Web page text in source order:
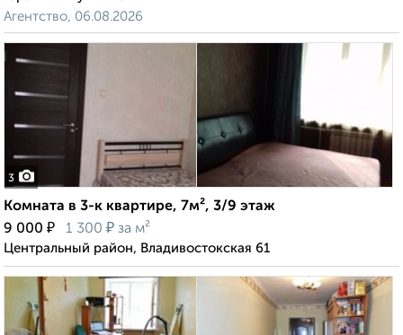
Агентство, 06.08.2026
3
Комната в 3-к квартире, 7м², 3/9 этаж
9 000 ₽ 1 300 ₽ за м²
Центральный район, Владивостокская 61